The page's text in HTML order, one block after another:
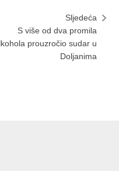
Sljedeća
S više od dva promila
prouzročio sudar u
Doljanima